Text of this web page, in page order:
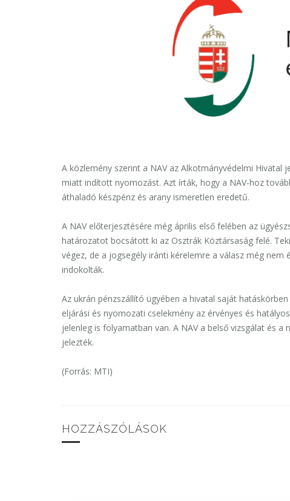
A közlemény szerint a NAV az Alkotmányvédelmi Hivatal
miatt indított nyomozást. Azt írták, hogy a NAV-hoz
áthaladó készpénz és arany ismeretlen eredetű.
A NAV előterjesztésére még április első felében az
határozatot bocsátott ki az Osztrák Köztársaság felé.
végez, de a jogsegély iránti kérelemre a válasz még
indokolták.
Az ukrán pénzszállító ügyében a hivatal saját
eljárási és nyomozati cselekmény az érvényes és
jelenleg is folyamatban van. A NAV a belső vizsgálat és
jelezték.
(Forrás: MTI)
HOZZÁSZÓLÁSOK